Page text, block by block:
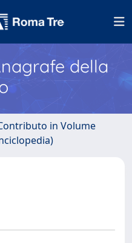
della
in Volume